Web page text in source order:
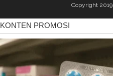
Copyright 2019